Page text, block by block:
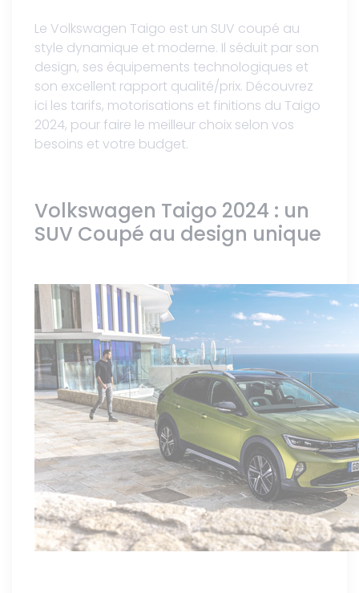
Le Volkswagen Taigo est un SUV coupé au
style dynamique et moderne. Il séduit par son
design, ses équipements technologiques et
son excellent rapport qualité/prix. Découvrez
ici les tarifs, motorisations et finitions du Taigo
2024, pour faire le meilleur choix selon vos
besoins et votre budget.
Volkswagen Taigo 2024 : un
SUV Coupé au design unique